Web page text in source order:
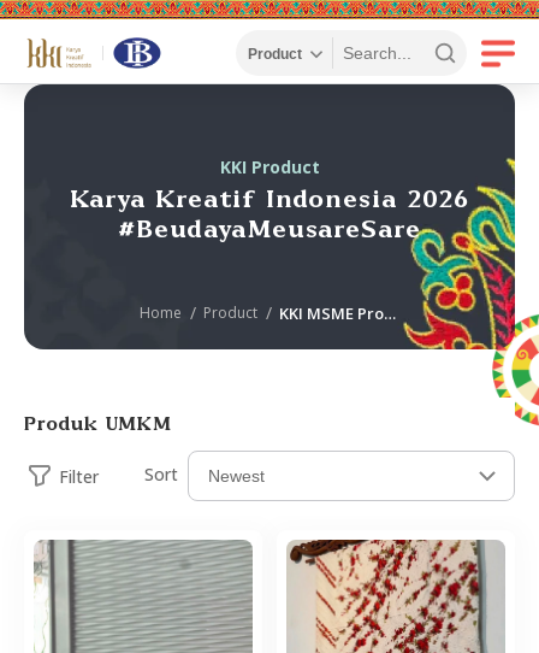
KKI Product
Karya Kreatif Indonesia 2026
#BeudayaMeusareSare
Home Product KKI MSME Product
Produk UMKM
Filter Sort